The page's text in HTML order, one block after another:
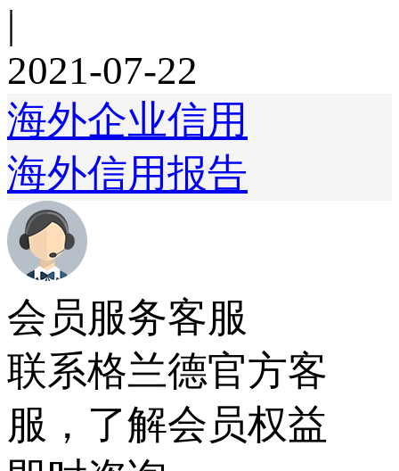
|
2021-07-22
海外企业信用
海外信用报告
会员服务客服
联系格兰德官方客
服，了解会员权益